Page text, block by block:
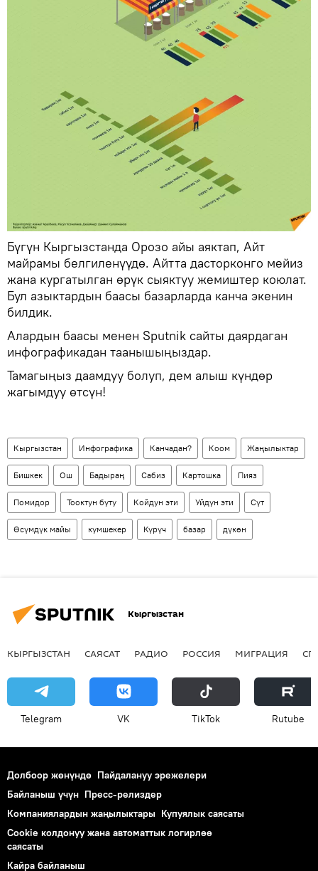
Бүгүн Кыргызстанда Орозо айы аяктап, Айт
майрамы белгиленүүдө. Айтта дасторконго мейиз
жана кургатылган өрүк сыяктуу жемиштер коюлат.
Бул азыктардын баасы базарларда канча экенин
билдик.
Алардын баасы менен Sputnik сайты даярдаган
инфографикадан таанышыңыздар.
Тамагыңыз даамдуу болуп, дем алыш күндөр
жагымдуу өтсүн!
Кыргызстан Инфографика Канчадан? Коом Жаңылыктар
Бишкек Ош Бадыраң Сабиз Картошка Пияз
Помидор Тооктун буту Койдун эти Уйдун эти Сүт
Өсүмдүк майы кумшекер Күрүч базар дүкөн
Кыргызстан
КЫРГЫЗСТАН САЯСАТ РАДИО РОССИЯ МИГРАЦИЯ
Telegram VK ТikТоk Rutube
Долбоор жөнүндө Пайдалануу эрежелери
Байланыш үчүн Пресс-релиздер
Компаниялардын жаңылыктары Купуялык саясаты
Cookie колдонуу жана автоматтык логирлөө
саясаты
Кайра байланыш